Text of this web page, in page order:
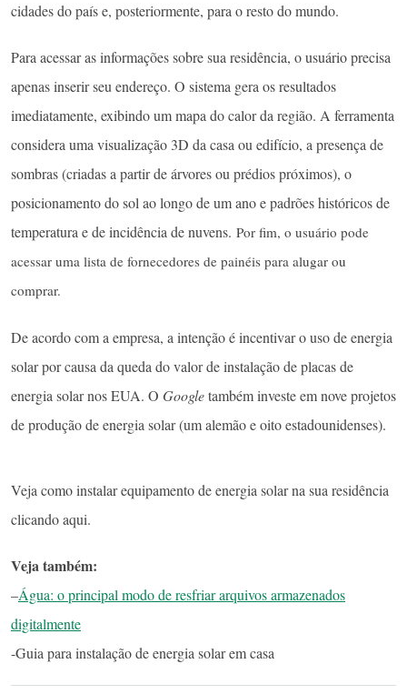
cidades do país e, posteriormente, para o resto do mundo.
Para acessar as informações sobre sua residência, o usuário precisa
apenas inserir seu endereço. O sistema gera os resultados
imediatamente, exibindo um mapa do calor da região. A ferramenta
considera uma visualização 3D da casa ou edifício, a presença de
sombras (criadas a partir de árvores ou prédios próximos), o
posicionamento do sol ao longo de um ano e padrões históricos de
temperatura e de incidência de nuvens. Por fim, o usuário pode
acessar uma lista de fornecedores de painéis para alugar ou
comprar.
De acordo com a empresa, a intenção é incentivar o uso de energia
solar por causa da queda do valor de instalação de placas de
energia solar nos EUA. O Googletambém investe em nove projetos
de produção de energia solar (um alemão e oito estadounidenses).
Veja como instalar equipamento de energia solar na sua residência
clicando aqui.
Veja também:
–Água: o principal modo de resfriar arquivos armazenados
digitalmente
-Guia para instalação de energia solar em casa